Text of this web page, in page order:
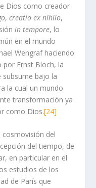
Dios como creador
,creatio ex nihilo,
in tempore, lo
en el mundo
Wengraf haciendo
Ernst Bloch, la
subsume bajo la
la cual un mundo
transformación ya
como Dios.[24]
cosmovisión del
del tiempo, de
en particular en el
estudios de los
de París que